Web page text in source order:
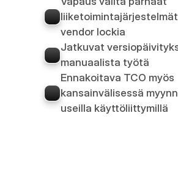
liiketoimintajärjestelmät
vendor lockia
Jatkuvat
manuaalista työtä
Ennakoitava TCO myös
kansainvälisessä
useilla käyttöliittymillä